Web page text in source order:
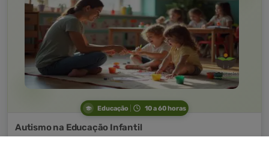
Educação 10 a 60 horas
Autismo na Educação Infantil